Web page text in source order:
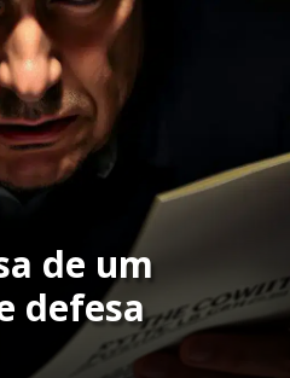
de um
defesa